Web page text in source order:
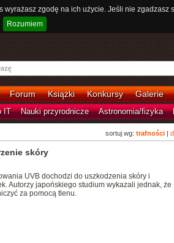
zgodę na ich użycie. Jeśli nie
Rozumiem
Forum Książki Konkursy Galerie
IT Nauki przyrodnicze Astronomia/fizyka
sortuj wg: trafności|
skóry
UVB dochodzi do uszkodzenia skóry i
Autorzy japońskiego studium wykazali jednak, że
za pomocą tlenu.